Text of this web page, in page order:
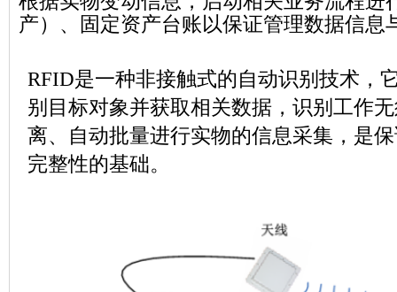
产）、固定资产台账以保证管理数据信息
RFID是一种非接触式的自动识别技术，
别目标对象并获取相关数据，识别工作
离、自动批量进行实物的信息采集，是
完整性的基础。